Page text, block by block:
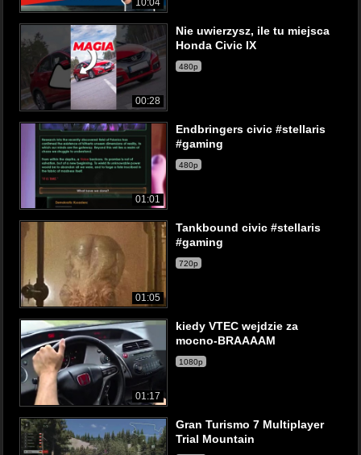
10:04
00:28
Nie uwierzysz, ile tu miejsca
Honda Civic IX
480p
01:01
Endbringers civic #stellaris
#gaming
480p
01:05
Tankbound civic #stellaris
#gaming
720p
01:17
kiedy VTEC wejdzie za
mocno-BRAAAAM
1080p
Gran Turismo 7 Multiplayer
Trial Mountain